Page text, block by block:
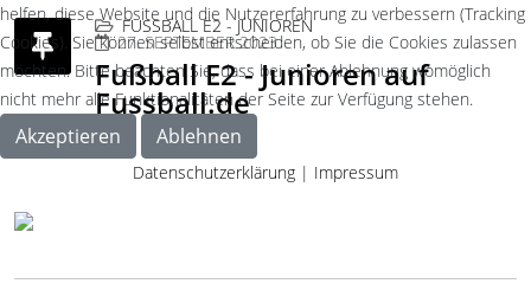
FUSSBALL E2 - JUNIOREN
27. SEPTEMBER 2023
Fußball E2 - Junioren auf
Fussball.de
helfen, diese Website und die Nutzererfahrung zu verbessern (Tracking
Cookies). Sie können selbst entscheiden, ob Sie die Cookies zulassen
möchten. Bitte beachten Sie, dass bei einer Ablehnung womöglich
nicht mehr alle Funktionalitäten der Seite zur Verfügung stehen.
Akzeptieren Ablehnen
Datenschutzerklärung | Impressum